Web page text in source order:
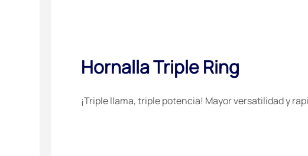
Hornalla Triple Ring
¡Triple llama, triple potencia! Mayor versatilidad y